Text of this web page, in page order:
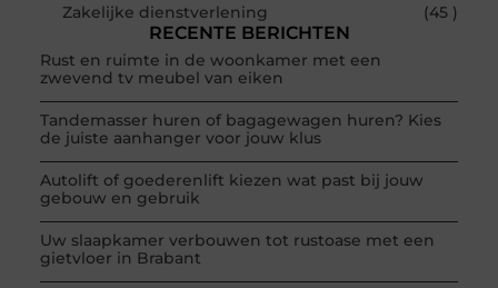
Zakelijke dienstverlening
(45 )
RECENTE BERICHTEN
Rust en ruimte in de woonkamer met een
zwevend tv meubel van eiken
Tandemasser huren of bagagewagen huren? Kies
de juiste aanhanger voor jouw klus
Autolift of goederenlift kiezen wat past bij jouw
gebouw en gebruik
Uw slaapkamer verbouwen tot rustoase met een
gietvloer in Brabant